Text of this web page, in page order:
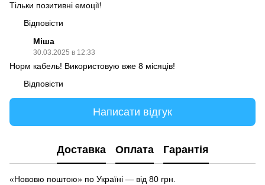
Тільки позитивні емоції!
Відповісти
Міша
30.03.2025 в 12:33
Норм кабель! Використовую вже 8 місяців!
Відповісти
Написати відгук
Доставка Оплата Гарантія
«Нововю поштою» по Україні — від 80 грн.